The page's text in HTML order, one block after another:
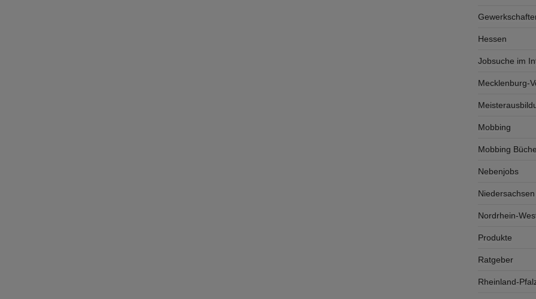
Hessen
Jobsuche im
Mecklenburg-
Mobbing
Mobbing
Nebenjobs
Niedersachsen
Nordrhein-
Produkte
Ratgeber
Rheinland-